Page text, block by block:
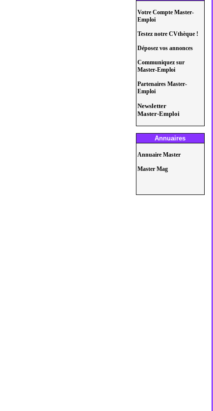
Votre Compte Master-
Emploi
Testez notre CVthèque !
Déposez vos annonces
Communiquez sur
Master-Emploi
Partenaires Master-
Emploi
Newsletter
Master-Emploi
Annuaires
Annuaire Master
Master Mag